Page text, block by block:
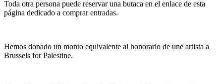
Toda otra persona puede reservar una butaca en el enlace de esta
página dedicado a comprar entradas.
Hemos donado un monto equivalente al honorario de une artista a
Brussels for Palestine.